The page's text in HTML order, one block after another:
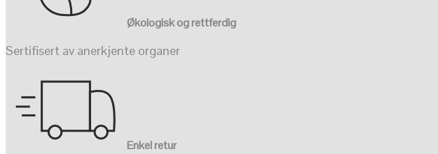
Økologisk og rettferdig
Sertifisert av anerkjente organer
Enkel retur